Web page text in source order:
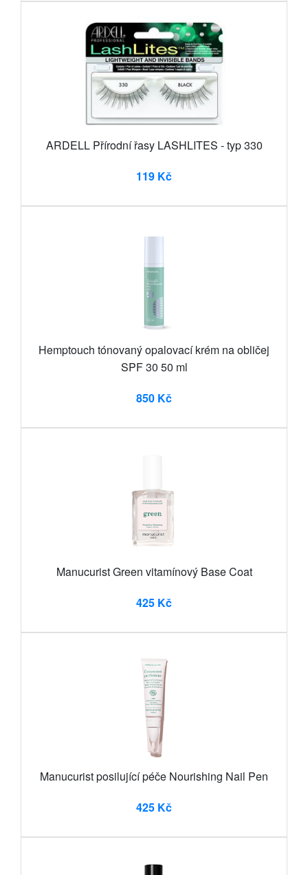
ARDELL Přírodní řasy LASHLITES - typ 330
119 Kč
Hemptouch tónovaný opalovací krém na obličej
SPF 30 50 ml
850 Kč
Manucurist Green vitamínový Base Coat
425 Kč
Manucurist posilující péče Nourishing Nail Pen
425 Kč